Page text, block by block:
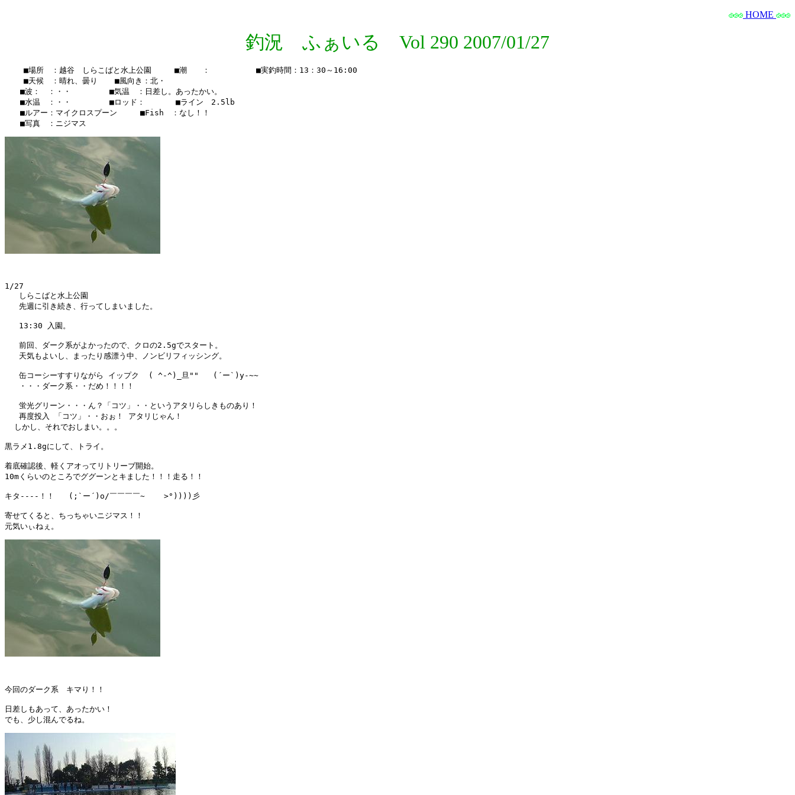
HOME
釣況 ふぁいる Vol 290 2007/01/27
    ■場所　：越谷　しらこばと水上公園　　　■潮　　：　　　　　　■実釣時間：13：30～16:00
    ■天候　：晴れ、曇り  　■風向き：北・
■波：　：・・　　　　　■気温　：日差し。あったかい。
■水温　：・・　　　　　■ロッド：　　　　■ライン　2.5lb
■ルアー：マイクロスプーン　　　■Fish　：なし！！
1/27
   しらこばと水上公園
   先週に引き続き、行ってしまいました。
   13:30 入園。
   前回、ダーク系がよかったので、クロの2.5gでスタート。
   天気もよいし、まったり感漂う中、ノンビリフィッシング。
   缶コーシーすすりながら イップク  ( ^-^)_旦""   (´ー`)y-~~
   ・・・ダーク系・・だめ！！！！
   蛍光グリーン・・・ん？「コツ」・・というアタリらしきものあり！
   再度投入 「コツ」・・おぉ！ アタリじゃん！
  しかし、それでおしまい。。。
黒ラメ1.8gにして、トライ。
着底確認後、軽くアオってリトリーブ開始。
10mくらいのところでググーンとキました！！！走る！！
キタ----！！   (;`ー´)o/￣￣￣￣~    >°))))彡
寄せてくると、ちっちゃいニジマス！！
今回のダーク系　キマり！！
日差しもあって、あったかい！